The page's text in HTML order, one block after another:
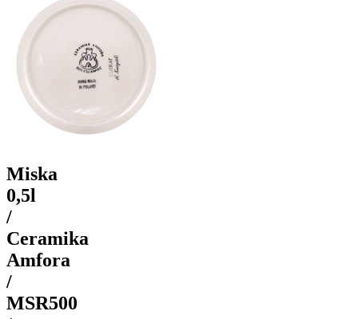
Miska
0,5l
/
Ceramika
Amfora
/
MSR500